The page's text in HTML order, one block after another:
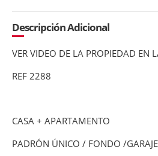
Descripción Adicional
VER VIDEO DE LA PROPIEDAD EN
REF 2288
CASA + APARTAMENTO
PADRÓN ÚNICO / FONDO /GARAJE